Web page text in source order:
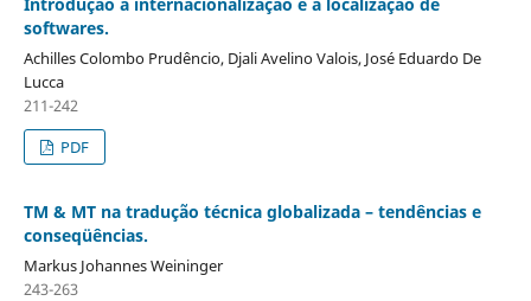
softwares.
Achilles Colombo Prudêncio, Djali Avelino Valois, José Eduardo De
Lucca
211-242
PDF
TM & MT na tradução técnica globalizada – tendências e
conseqüências.
Markus Johannes Weininger
243-263